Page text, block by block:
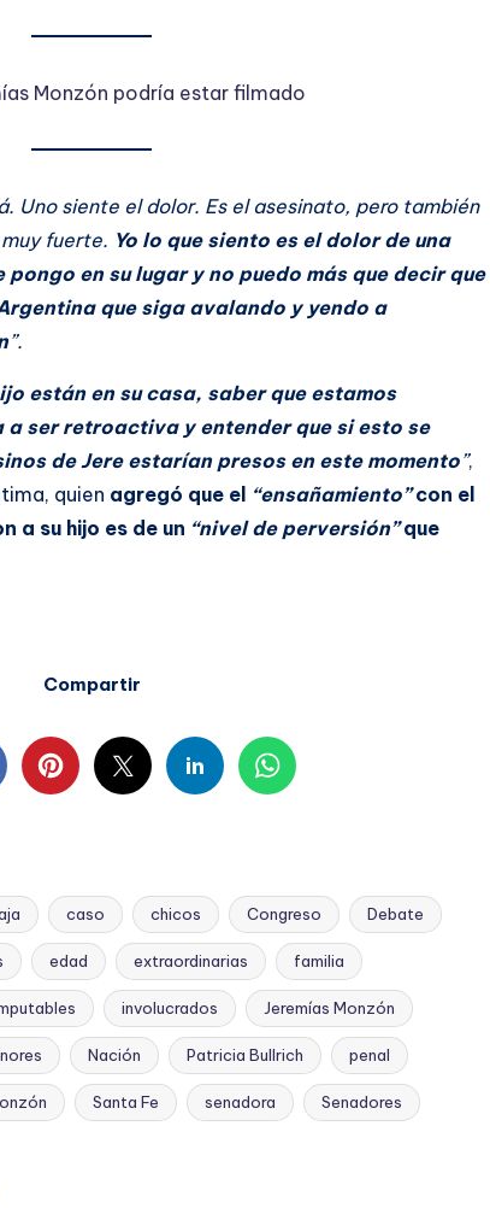
Monzón podría estar filmado
Uno siente el dolor. Es el asesinato, pero también
fuerte. Yo lo que siento es el dolor de una
pongo en su lugar y no puedo más que decir que
que siga avalando y yendo a
”.
están en su casa, saber que estamos
a ser retroactiva y entender que si esto se
de Jere estarían presos en este momento”,
quien agregó que el “ensañamiento”con el
a su hijo es de un “nivel de perversión”que
Compartir
caso chicos Congreso Debate
edad extraordinarias familia
involucrados Jeremías Monzón
Nación Patricia Bullrich penal
Santa Fe senadora Senadores